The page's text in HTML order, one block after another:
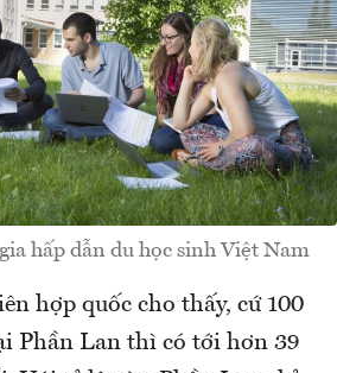
hấp dẫn du học sinh Việt Nam
hợp quốc cho thấy, cứ 100
Phần Lan thì có tới hơn 39